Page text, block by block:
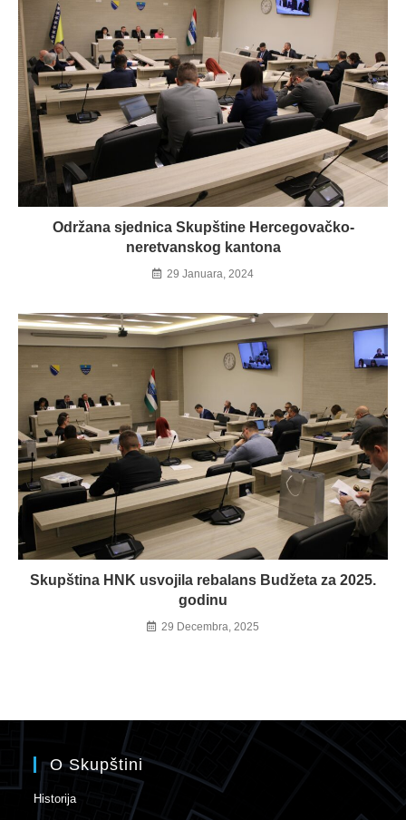
Održana sjednica Skupštine Hercegovačko-
neretvanskog kantona
29 Januara, 2024
Skupština HNK usvojila rebalans Budžeta za 2025.
godinu
29 Decembra, 2025
O Skupštini
Historija